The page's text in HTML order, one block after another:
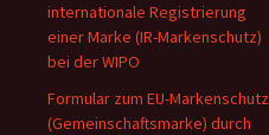
internationale Registrierung
einer Marke (IR-Markenschutz)
bei der WIPO
Formular zum EU-Markenschutz
(Gemeinschaftsmarke) durch